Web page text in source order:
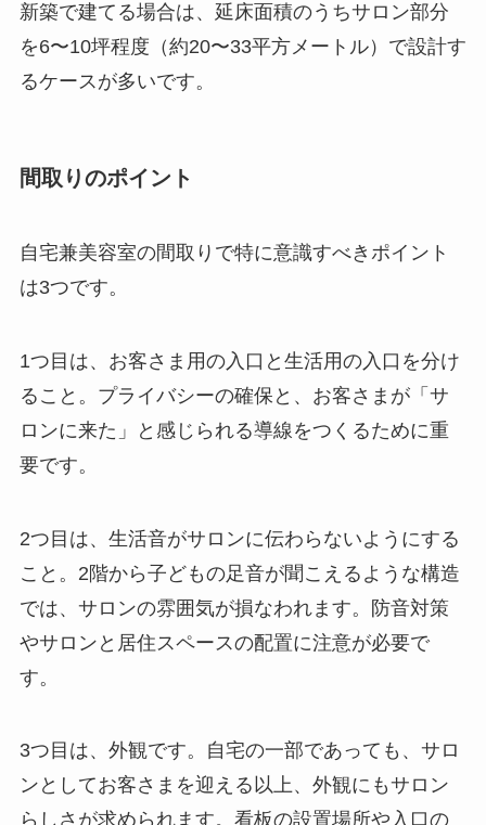
新築で建てる場合は、延床面積のうちサロン部分
を6〜10坪程度（約20〜33平方メートル）で設計す
るケースが多いです。
間取りのポイント
自宅兼美容室の間取りで特に意識すべきポイント
は3つです。
1つ目は、お客さま用の入口と生活用の入口を分け
ること。プライバシーの確保と、お客さまが「サ
ロンに来た」と感じられる導線をつくるために重
要です。
2つ目は、生活音がサロンに伝わらないようにする
こと。2階から子どもの足音が聞こえるような構造
では、サロンの雰囲気が損なわれます。防音対策
やサロンと居住スペースの配置に注意が必要で
す。
3つ目は、外観です。自宅の一部であっても、サロ
ンとしてお客さまを迎える以上、外観にもサロン
らしさが求められます。看板の設置場所や入口の